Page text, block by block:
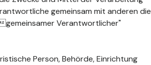
gemeinsam mit anderen die
gemeinsamer Verantwortlicher"
Person, Behörde, Einrichtung